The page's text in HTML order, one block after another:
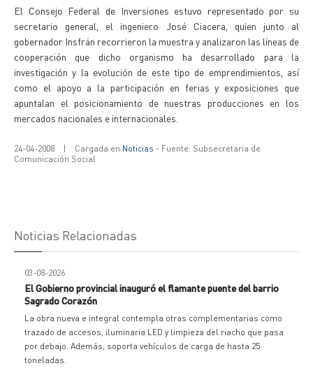
El Consejo Federal de Inversiones estuvo representado por su
secretario general, el ingeniero José Ciacera, quien junto al
gobernador Insfrán recorrieron la muestra y analizaron las líneas de
cooperación que dicho organismo ha desarrollado para la
investigación y la evolución de este tipo de emprendimientos, así
como el apoyo a la participación en ferias y exposiciones que
apuntalan el posicionamiento de nuestras producciones en los
mercados nacionales e internacionales.
24-04-2008 | Cargada en Noticias - Fuente: Subsecretaría de
Comunicación Social
Noticias Relacionadas
03-08-2026
El Gobierno provincial inauguró el flamante puente del barrio
Sagrado Corazón
La obra nueva e integral contempla otras complementarias como
trazado de accesos, iluminaria LED y limpieza del riacho que pasa
por debajo. Además, soporta vehículos de carga de hasta 25
toneladas.